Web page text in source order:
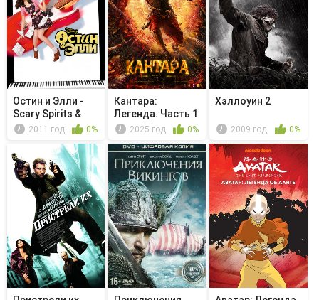
Остин и Элли -
Scary Spirits &
Spooky...
2011 год 0%
Кантара:
Легенда. Часть 1
2025 год 0%
Хэллоуин 2
2009 год 0%